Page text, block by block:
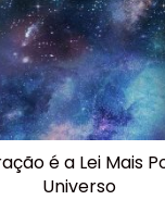
é a Lei Mais
Universo